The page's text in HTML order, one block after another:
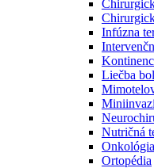
Nefrologické
V nefrologických
a prípravu pacientov
obličiek. Zvoľte si
Infúzna
Liečba
Nutričná
Onkológia
Ortopédia